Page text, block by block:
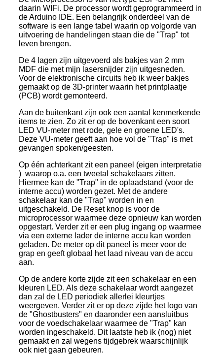
daarin WIFi. De processor wordt geprogrammeerd in
de Arduino IDE. Een belangrijk onderdeel van de
software is een lange tabel waarin op volgorde van
uitvoering de handelingen staan die de "Trap" tot
leven brengen.
De 4 lagen zijn uitgevoerd als bakjes van 2 mm
MDF die met mijn lasersnijder zijn uitgesneden.
Voor de elektronische circuits heb ik weer bakjes
gemaakt op de 3D-printer waarin het printplaatje
(PCB) wordt gemonteerd.
Aan de buitenkant zijn ook een aantal kenmerkende
items te zien. Zo zit er op de bovenkant een soort
LED VU-meter met rode, gele en groene LED's.
Deze VU-meter geeft aan hoe vol de "Trap" is met
gevangen spoken/geesten.
Op één achterkant zit een paneel (eigen interpretatie
) waarop o.a. een tweetal schakelaars zitten.
Hiermee kan de "Trap" in de oplaadstand (voor de
interne accu) worden gezet. Met de andere
schakelaar kan de "Trap" worden in en
uitgeschakeld. De Reset knop is voor de
microprocessor waarmee deze opnieuw kan worden
opgestart. Verder zit er een plug ingang op waarmee
via een externe lader de interne accu kan worden
geladen. De meter op dit paneel is meer voor de
grap en geeft globaal het laad niveau van de accu
aan.
Op de andere korte zijde zit een schakelaar en een
kleuren LED. Als deze schakelaar wordt aangezet
dan zal de LED periodiek allerlei kleurtjes
weergeven. Verder zit er op deze zijde het logo van
de "Ghostbusters" en daaronder een aansluitbus
voor de voedschakelaar waarmee de "Trap" kan
worden ingeschakeld. Dit laatste heb ik (nog) niet
gemaakt en zal wegens tijdgebrek waarschijnlijk
ook niet gaan gebeuren.